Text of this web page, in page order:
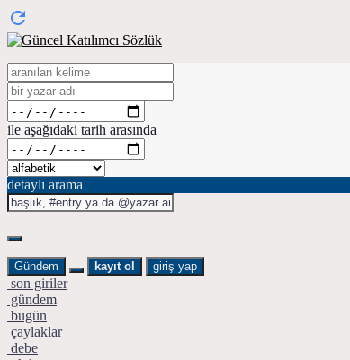
ile aşağıdaki tarih arasında
detaylı arama
Gündem kayıt ol giriş yap
son giriler
gündem
bugün
çaylaklar
debe